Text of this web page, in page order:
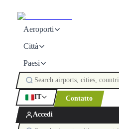
Aeroporti
Città
Paesi
IT Contatto
Accedi